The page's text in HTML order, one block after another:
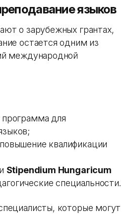
языков
о зарубежных грантах,
остается одним из
международной
для
квалификации
и Stipendium Hungaricum
специальности.
которые могут